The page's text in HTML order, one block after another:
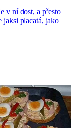
v ní dost, a přesto
jaksi placatá, jako